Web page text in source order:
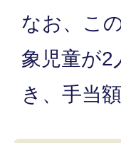
なお、こ
象児童が2
き、手当